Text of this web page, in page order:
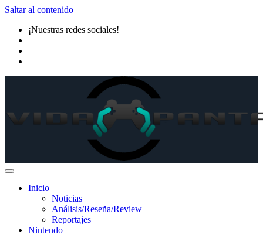
Saltar al contenido
¡Nuestras redes sociales!
Inicio
Noticias
Análisis/Reseña/Review
Reportajes
Nintendo